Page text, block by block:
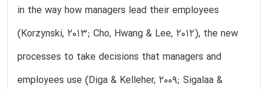
in the way how managers lead their employees
(Korzynski, 2013; Cho, Hwang & Lee, 2012), the new
processes to take decisions that managers and
employees use (Diga & Kelleher, 2009; Sigalaa &